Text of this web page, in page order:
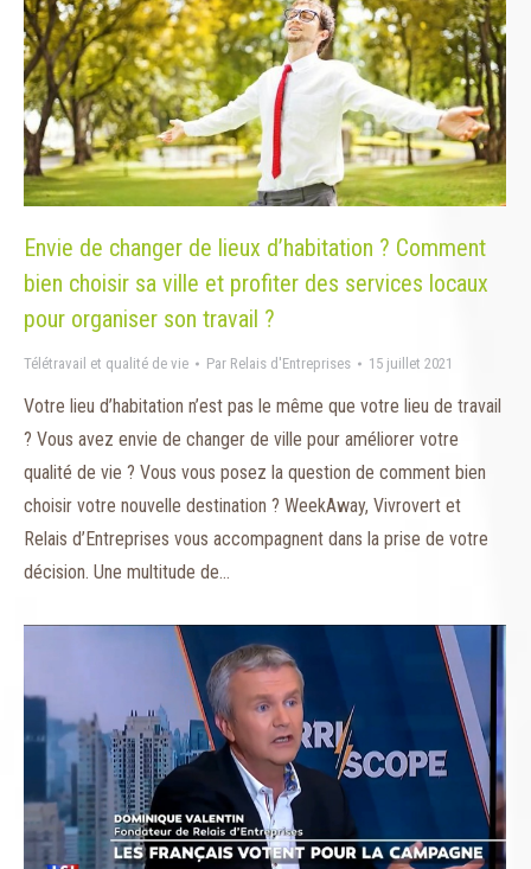
Envie de changer de lieux d’habitation ? Comment
bien choisir sa ville et profiter des services locaux
pour organiser son travail ?
Télétravail et qualité de vie Par Relais d'Entreprises 15 juillet 2021
Votre lieu d’habitation n’est pas le même que votre lieu de travail
? Vous avez envie de changer de ville pour améliorer votre
qualité de vie ? Vous vous posez la question de comment bien
choisir votre nouvelle destination ? WeekAway, Vivrovert et
Relais d’Entreprises vous accompagnent dans la prise de votre
décision. Une multitude de…